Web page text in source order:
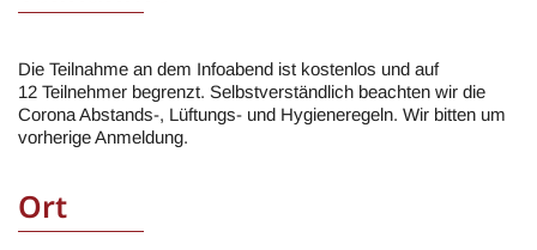
Die Teilnahme an dem Infoabend ist kostenlos und auf
12 Teilnehmer begrenzt. Selbstverständlich beachten wir die
Corona Abstands-, Lüftungs- und Hygieneregeln. Wir bitten um
vorherige Anmeldung.
Ort